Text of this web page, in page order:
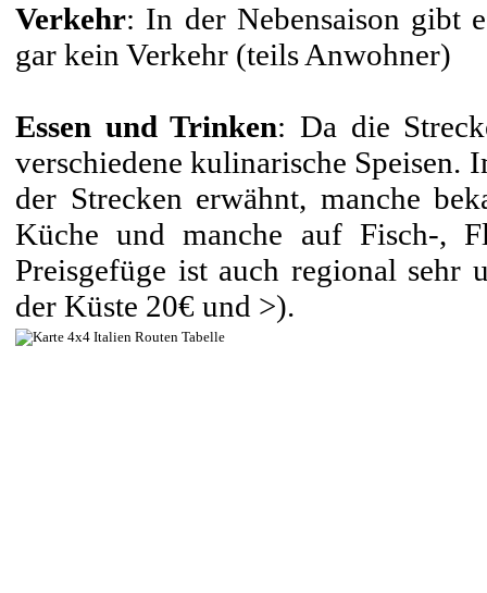
Verkehr: In der Nebensaison gibt
gar kein Verkehr (teils Anwohner)
Essen und Trinken: Da die
verschiedene kulinarische Speisen.
der Strecken erwähnt, manche
Küche und manche auf Fisch-,
Preisgefüge ist auch regional sehr
der Küste 20€ und >).